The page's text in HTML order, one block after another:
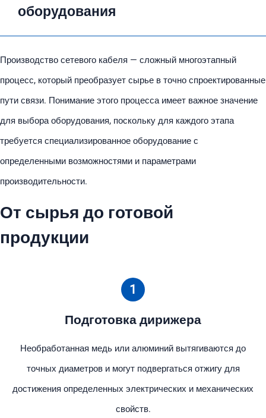
оборудования
Производство сетевого кабеля — сложный многоэтапный
процесс, который преобразует сырье в точно спроектированные
пути связи. Понимание этого процесса имеет важное значение
для выбора оборудования, поскольку для каждого этапа
требуется специализированное оборудование с
определенными возможностями и параметрами
производительности.
От сырья до готовой
продукции
1
Подготовка дирижера
Необработанная медь или алюминий вытягиваются до
точных диаметров и могут подвергаться отжигу для
достижения определенных электрических и механических
свойств.